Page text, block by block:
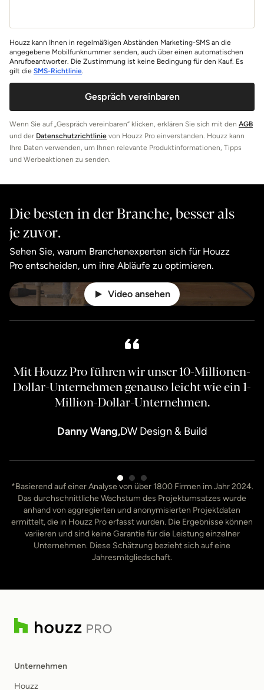
Houzz kann Ihnen in regelmäßigen Abständen Marketing-SMS an die
angegebene Mobilfunknummer senden, auch über einen automatischen
Anrufbeantworter. Die Zustimmung ist keine Bedingung für den Kauf. Es
gilt die SMS-Richtlinie.
Gespräch vereinbaren
Wenn Sie auf „Gespräch vereinbaren“ klicken, erklären Sie sich mit den AGB
und der Datenschutzrichtlinie von Houzz Pro einverstanden. Houzz kann
Ihre Daten verwenden, um Ihnen relevante Produktinformationen, Tipps
und Werbeaktionen zu senden.
Die besten in der Branche, besser als
je zuvor.
Sehen Sie, warum Branchenexperten sich für Houzz
Pro entscheiden, um ihre Abläufe zu optimieren.
Video ansehen
Mit Houzz Pro führen wir unser 10-Millionen-
Dollar-Unternehmen genauso leicht wie ein 1-
Million-Dollar-Unternehmen.
Danny Wang,DW Design & Build
3
von
*Basierend auf einer Analyse von über 1800 Firmen im Jahr 2024.
Das durchschnittliche Wachstum des Projektumsatzes wurde
anhand von aggregierten und anonymisierten Projektdaten
ermittelt, die in Houzz Pro erfasst wurden. Die Ergebnisse können
variieren und sind keine Garantie für die Leistung einzelner
Unternehmen. Diese Schätzung bezieht sich auf eine
Jahresmitgliedschaft.
Unternehmen
Houzz